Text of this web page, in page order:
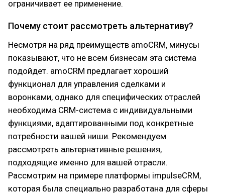
ограничивает ее применение.
Почему стоит рассмотреть альтернативу?
Несмотря на ряд преимуществ amoCRM, минусы
показывают, что не всем бизнесам эта система
подойдет. amoCRM предлагает хороший
функционал для управления сделками и
воронками, однако для специфических отраслей
необходима CRM-система с индивидуальными
функциями, адаптированными под конкретные
потребности вашей ниши. Рекомендуем
рассмотреть альтернативные решения,
подходящие именно для вашей отрасли.
Рассмотрим на примере платформы impulseCRM,
которая была специально разработана для сферы